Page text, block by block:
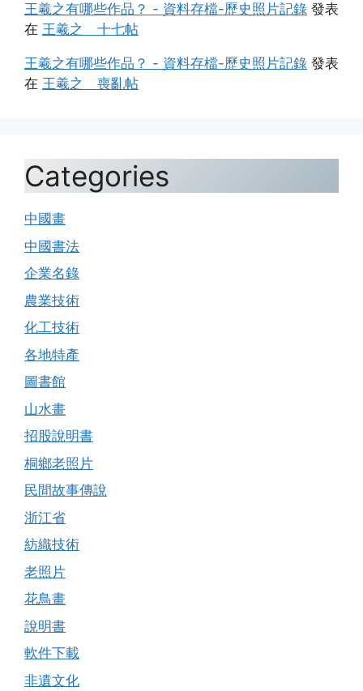
王羲之有哪些作品？ - 資料存檔-歷史照片記錄 發表
在 王羲之 十七帖
王羲之有哪些作品？ - 資料存檔-歷史照片記錄 發表
在 王羲之 喪亂帖
Categories
中國畫
中國書法
企業名錄
農業技術
化工技術
各地特產
圖書館
山水畫
招股說明書
桐鄉老照片
民間故事傳說
浙江省
紡織技術
老照片
花鳥畫
說明書
軟件下載
非遺文化